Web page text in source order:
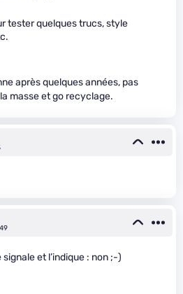
tester quelques trucs, style
après quelques années, pas
masse et go recyclage.
et l’indique : non ;-)